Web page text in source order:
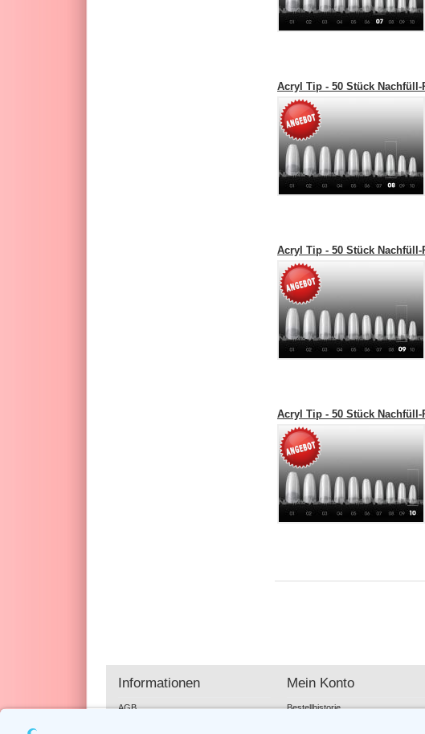
Acryl Tip - 50 Stück Nachfüll-
Acryl Tip - 50 Stück Nachfüll-
Acryl Tip - 50 Stück Nachfüll-
Informationen
AGB
Mein Konto
Bestellhistorie